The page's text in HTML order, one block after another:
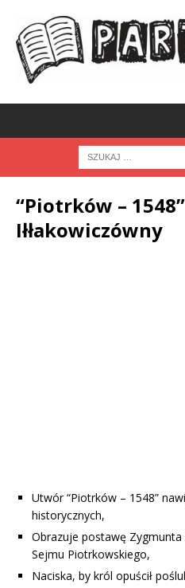
“Piotrków –
Iłłakowiczówny
Utwór “Piotrków – 1548”
historycznych,
Obrazuje postawę
Sejmu Piotrkowskiego,
Naciska, by król opuścił